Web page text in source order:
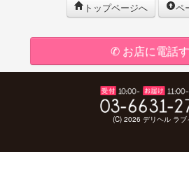
トップページへ ペ
✆ お店に電話
(C) 2026 デリヘル ラブ